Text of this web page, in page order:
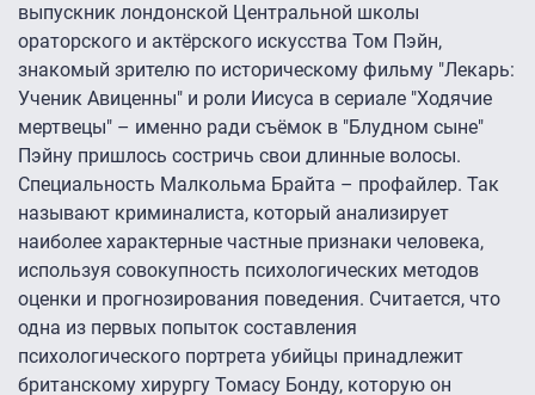
выпускник лондонской Центральной школы
ораторского и актёрского искусства Том Пэйн,
знакомый зрителю по историческому фильму "Лекарь:
Ученик Авиценны" и роли Иисуса в сериале "Ходячие
мертвецы" – именно ради съёмок в "Блудном сыне"
Пэйну пришлось состричь свои длинные волосы.
Специальность Малкольма Брайта – профайлер. Так
называют криминалиста, который анализирует
наиболее характерные частные признаки человека,
используя совокупность психологических методов
оценки и прогнозирования поведения. Считается, что
одна из первых попыток составления
психологического портрета убийцы принадлежит
британскому хирургу Томасу Бонду, которую он